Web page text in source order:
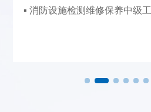
▪ 消防设施检测维修保养中级工